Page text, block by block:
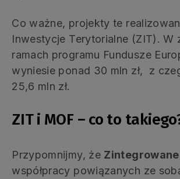
Co ważne, projekty te
Inwestycje Terytorialne (ZIT).
ramach programu Fundusze
wyniesie ponad 30 mln zł, z
25,6 mln zł.
ZIT i MOF – co to
Przypomnijmy, że
współpracy powiązanych ze